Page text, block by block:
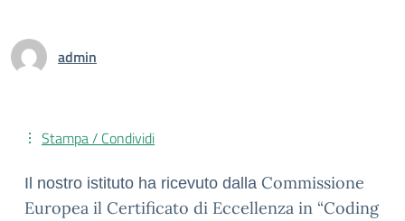
admin
Stampa / Condividi
Il nostro istituto ha ricevuto dalla Commissione
Europea il Certificato di Eccellenza in “Coding